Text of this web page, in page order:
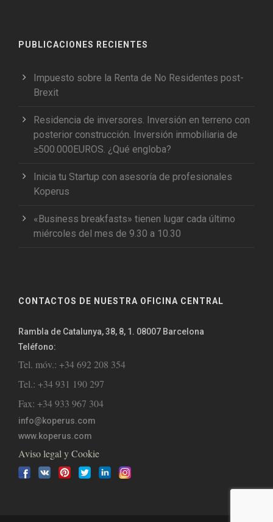
PUBLICACIONES RECIENTES
Impuesto sobre la Renta de No Residentes post-
Brexit
Residencia de inversores. Inversión en terreno con
posterior construcción. Inversión inmobiliaria de
≥500.000EUROS. ¿Qué engloba?
Inicia tu Startup con asesoría de profesionales
Koperus
«Business breakfasts» tienen lugar cada último
miércoles del mes de 9.30 a 10.30
CONTACTOS DE NUESTRA OFICINA CENTRAL
Rambla de Catalunya, 38, 8, 1. 08007 Barcelona
Teléfono:
Tel. móv.: +34 692 208 354
Tel.: +34 931 190 297
Fax: +34 933 967 304
info@koperus.com
www.koperus.com
Aviso legal y Cookie